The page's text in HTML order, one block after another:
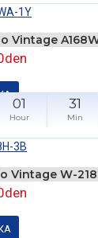
Vintage
01
Hour
31
Min
Vintage W-